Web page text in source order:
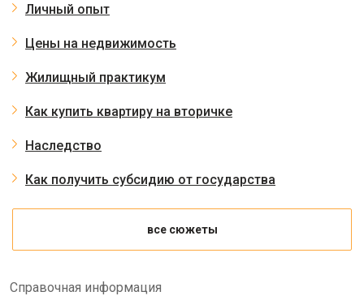
Личный опыт
Цены на недвижимость
Жилищный практикум
Как купить квартиру на вторичке
Наследство
Как получить субсидию от государства
все сюжеты
Справочная информация